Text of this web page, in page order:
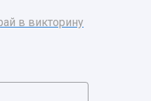
в викторину